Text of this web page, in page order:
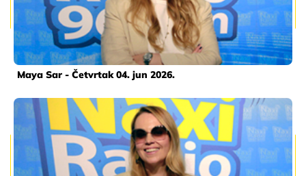
Maya Sar - Četvrtak 04. jun 2026.